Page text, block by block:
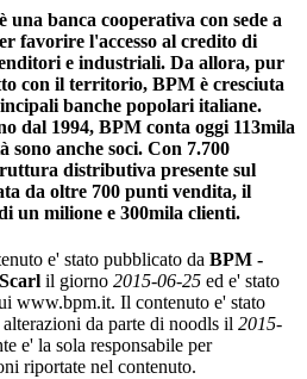
è una banca cooperativa con sede a
favorire l'accesso al credito di
e industriali. Da allora, pur
con il territorio, BPM è cresciuta
banche popolari italiane.
dal 1994, BPM conta oggi 113mila
sono anche soci. Con 7.700
distributiva presente sul
da oltre 700 punti vendita, il
un milione e 300mila clienti.
e' stato pubblicato da BPM -
il giorno 2015-06-25 ed e' stato
www.bpm.it. Il contenuto e' stato
da parte di noodls il 2015-
e' la sola responsabile per
riportate nel contenuto.